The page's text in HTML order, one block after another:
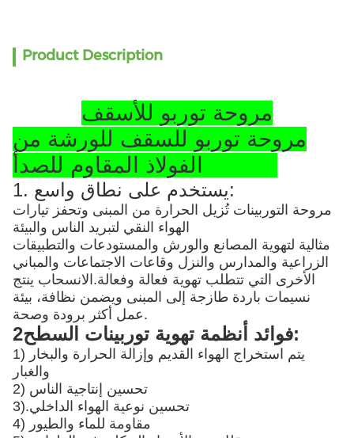
Product Description
مروحة توربو للأسقف
مروحة توربو للسقف للورشة من
1. يستخدم على نطاق واسع:
مروحة التوربينات تُزيل الحرارة من المبنى وتحفز تيارات
الهواء النقي لتبريد الناس والبيئة
مثالية لتهوية المصانع والورش والمستودعات والتطبيقات
الزراعية والمدارس والنزل وقاعات الاجتماعات والمباني
الأخرى التي تتطلب تهوية فعالة وفعالة.الانسحاب ينتج
نسيمات باردة طازجة إلى المبنى ويضمن نظافة، بيئة
عمل أكثر برودة وصحة.
2فوائد أنظمة تهوية توربينات السطح:
1) يتم استخراج الهواء القديم وإزالة الحرارة والبخار
والغبار
2) تحسين إنتاجية الناس
3).تحسين نوعية الهواء الداخلي
4) مقاومة للماء والطيور